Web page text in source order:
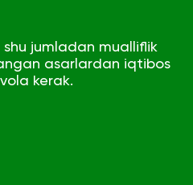
jumladan mualliflik
asarlardan iqtibos
kerak.